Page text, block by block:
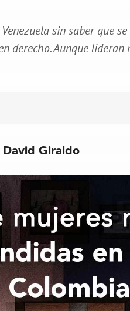
sin saber que
derecho. Aunque
David Giraldo